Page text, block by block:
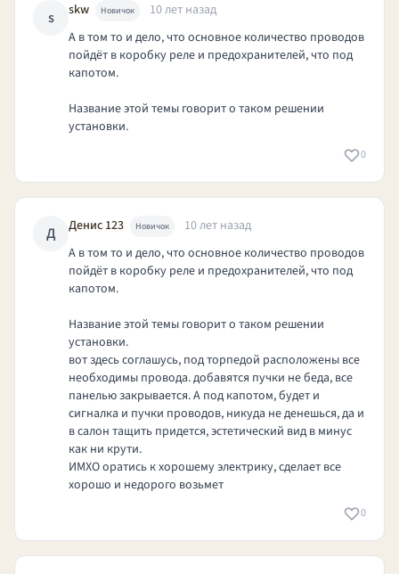
s skw Новичок
10 лет назад
А в том то и дело, что основное количество проводов
пойдёт в коробку реле и предохранителей, что под
капотом.
Название этой темы говорит о таком решении
установки.
0
Д Денис 123 Новичок
10 лет назад
А в том то и дело, что основное количество проводов
пойдёт в коробку реле и предохранителей, что под
капотом.
Название этой темы говорит о таком решении
установки.
вот здесь соглашусь, под торпедой расположены все
необходимы провода. добавятся пучки не беда, все
панелью закрывается. А под капотом, будет и
сигналка и пучки проводов, никуда не денешься, да и
в салон тащить придется, эстетический вид в минус
как ни крути.
ИМХО оратись к хорошему электрику, сделает все
хорошо и недорого возьмет
0